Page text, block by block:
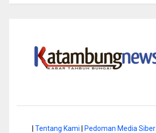
Tentang Kami Pedoman Media Siber|